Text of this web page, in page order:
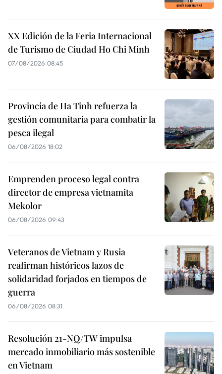
XX Edición de la Feria Internacional
de Turismo de Ciudad Ho Chi Minh
07/08/2026 08:45
Provincia de Ha Tinh refuerza la
gestión comunitaria para combatir la
pesca ilegal
06/08/2026 18:02
Emprenden proceso legal contra
director de empresa vietnamita
Mekolor
06/08/2026 09:43
Veteranos de Vietnam y Rusia
reafirman históricos lazos de
solidaridad forjados en tiempos de
guerra
06/08/2026 08:31
Resolución 21-NQ/TW impulsa
mercado inmobiliario más sostenible
en Vietnam